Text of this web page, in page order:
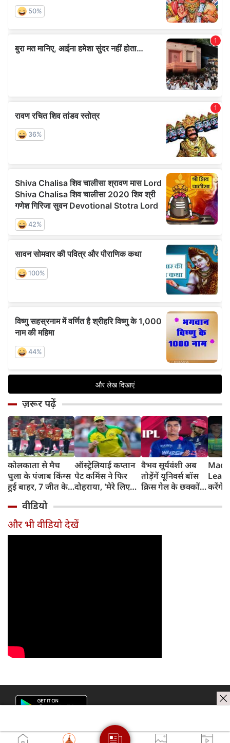
ज़रूर पढ़ें
कोलकाता से मैच
धुला के पंजाब किंग्स
हुई बाहर, 7 जीत के
ऑस्ट्रेलियाई कप्तान
पैट कमिंस ने फिर
दोहराया, 'मेरे लिए
वैभव सूर्यवंशी अब
तोड़ेंगें यूनिवर्स बॉस
क्रिस गेल के छक्कों
करेंगे
टीम में
वीडियो
और भी वीडियो देखें